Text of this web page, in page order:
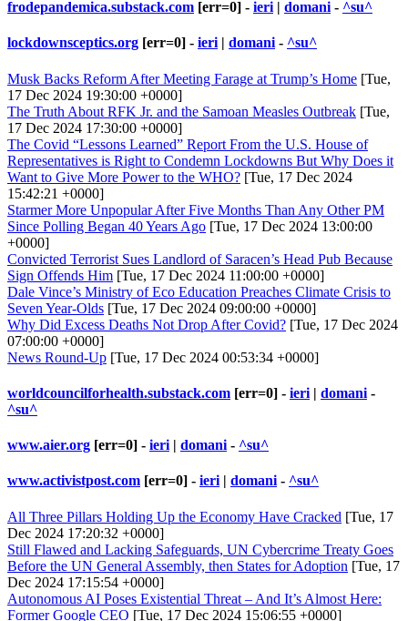
frodepandemica.substack.com [err=0] - ieri | domani - ^su^
lockdownsceptics.org [err=0] - ieri| domani- ^su^
Musk Backs Reform After Meeting Farage at Trump’s Home [Tue,
17 Dec 2024 19:30:00 +0000]
The Truth About RFK Jr. and the Samoan Measles Outbreak [Tue,
17 Dec 2024 17:30:00 +0000]
The Covid “Lessons Learned” Report From the U.S. House of
Representatives is Right to Condemn Lockdowns But Why Does it
Want to Give More Power to the WHO? [Tue, 17 Dec 2024
15:42:21 +0000]
Starmer More Unpopular After Five Months Than Any Other PM
Since Polling Began 40 Years Ago [Tue, 17 Dec 2024 13:00:00
+0000]
Convicted Terrorist Sues Landlord of ­Saracen’s Head Pub Because
Sign Offends Him [Tue, 17 Dec 2024 11:00:00 +0000]
Dale Vince’s Ministry of Eco Education Preaches Climate Crisis to
Seven Year-Olds [Tue, 17 Dec 2024 09:00:00 +0000]
Why Did Excess Deaths Not Drop After Covid? [Tue, 17 Dec 2024
07:00:00 +0000]
News Round-Up [Tue, 17 Dec 2024 00:53:34 +0000]
worldcouncilforhealth.substack.com [err=0] - ieri | domani -
^su^
www.aier.org [err=0] - ieri | domani - ^su^
www.activistpost.com [err=0] - ieri| domani- ^su^
All Three Pillars Holding Up the Economy Have Cracked [Tue, 17
Dec 2024 17:20:32 +0000]
Still Flawed and Lacking Safeguards, UN Cybercrime Treaty Goes
Before the UN General Assembly, then States for Adoption [Tue, 17
Dec 2024 17:15:54 +0000]
Autonomous AI Poses Existential Threat – And It’s Almost Here:
Former Google CEO [Tue, 17 Dec 2024 15:06:55 +0000]